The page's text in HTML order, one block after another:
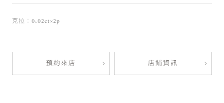
克拉：0.02ct×2p
預約來店 店鋪資訊